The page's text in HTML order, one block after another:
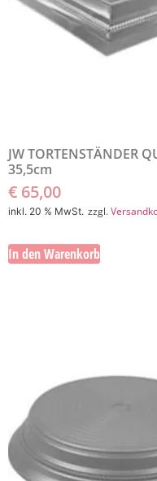
JW TORTENSTÄNDER
35,5cm
€ 65,00
inkl. 20 % MwSt. zzgl.
In den Warenkorb